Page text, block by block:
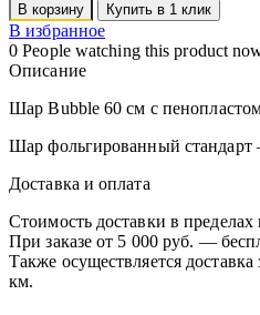
В корзину Купить в 1 клик
В избранное
0 People watching this product
Описание
Шар Bubble 60 см с
Шар фольгированный
Доставка и оплата
Стоимость доставки в
При заказе от 5 000 руб. —
Также осуществляется
км.